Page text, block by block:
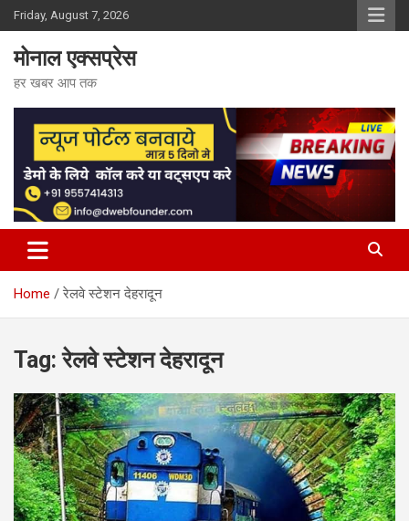
Skip
to
content
Friday, August 7, 2026
मोनाल एक्सप्रेस
हर खबर आप तक
Home रेलवे स्टेशन देहरादून
Tag:रेलवे स्टेशन देहरादून